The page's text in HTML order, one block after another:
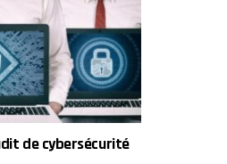
de cybersécurité